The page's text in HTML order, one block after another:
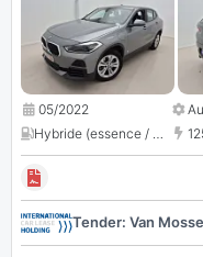
05/2022
Hybride (essence / électrique)
Tender: Van